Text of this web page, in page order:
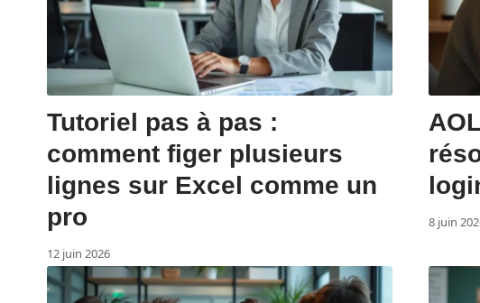
Tutoriel pas à pas :
comment figer plusieurs
lignes sur Excel comme un
pro
12 juin 2026
8 juin